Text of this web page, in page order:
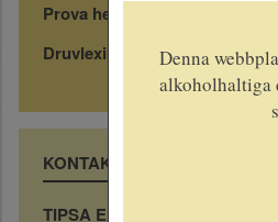
Prova hemma
Druvlexikon
KONTAKTA OSS
TIPSA EN VÄN
Denna